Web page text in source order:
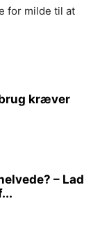
for milde til at
kræver
– Lad